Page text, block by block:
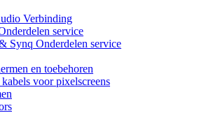
Verbinding
service
Synq Onderdelen service
en toebehoren
voor pixelscreens